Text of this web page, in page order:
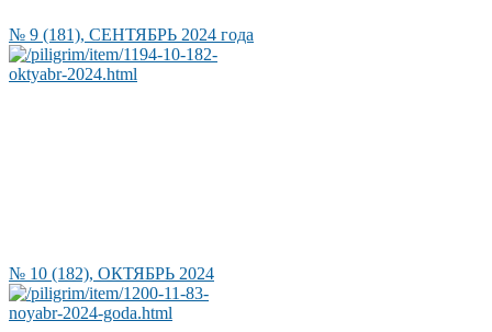
№ 9 (181), СЕНТЯБРЬ 2024 года
№ 10 (182), ОКТЯБРЬ 2024